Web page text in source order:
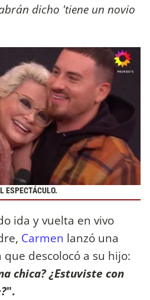
dicho 'tiene un novio
ESPECTÁCULO.
ida y vuelta en vivo
Carmen lanzó una
descolocó a su hijo:
chica? ¿Estuviste con
".